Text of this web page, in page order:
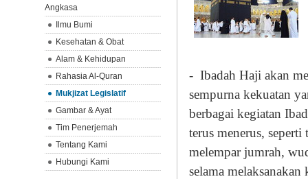
- Ibadah Haji akan
sempurna kekuatan
berbagai kegiatan
terus menerus,
melempar jumrah,
selama
Angkasa
Ilmu Bumi
Kesehatan & Obat
Alam & Kehidupan
Rahasia Al-Quran
Mukjizat Legislatif
Gambar & Ayat
Tim Penerjemah
Tentang Kami
Hubungi Kami